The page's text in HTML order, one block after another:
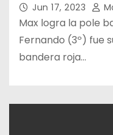
Jun 17, 2023
Max logra la pole
Fernando (3º) fue
bandera roja…